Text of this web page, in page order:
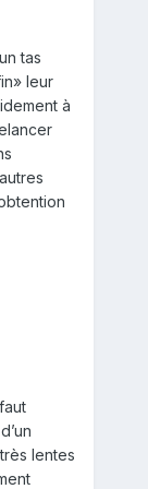
tas
leur
à
lentes